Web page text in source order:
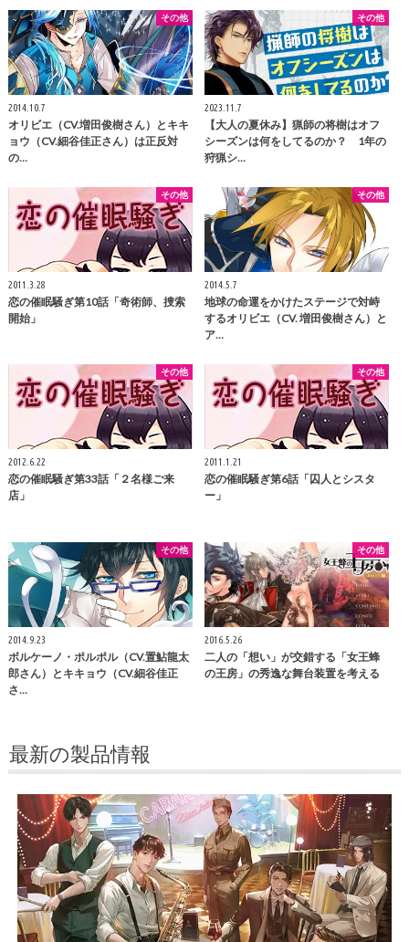
その他
2014.10.7
オリビエ（CV.増田俊樹さん）とキキ
ョウ（CV.細谷佳正さん）は正反対
の…
その他
2023.11.7
【大人の夏休み】猟師の将樹はオフ
シーズンは何をしてるのか？ 1年の
狩猟シ…
その他
2011.3.28
恋の催眠騒ぎ第10話「奇術師、捜索
開始」
その他
2014.5.7
地球の命運をかけたステージで対峙
するオリビエ（CV. 増田俊樹さん）と
ア…
その他
2012.6.22
恋の催眠騒ぎ第33話「２名様ご来
店」
その他
2011.1.21
恋の催眠騒ぎ第6話「囚人とシスタ
ー」
その他
2014.9.23
ボルケーノ・ポルポル（CV.置鮎龍太
郎さん）とキキョウ（CV.細谷佳正
さ…
その他
2016.5.26
二人の「想い」が交錯する「女王蜂
の王房」の秀逸な舞台装置を考える
最新の製品情報